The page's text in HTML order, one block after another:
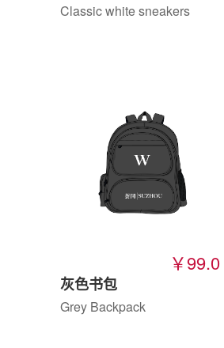
Classic white sneakers
￥99.0
灰色书包
Grey Backpack